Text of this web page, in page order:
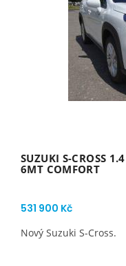
SUZUKI S-CROSS
6MT COMFORT
531 900 Kč
Nový Suzuki S-Cross.